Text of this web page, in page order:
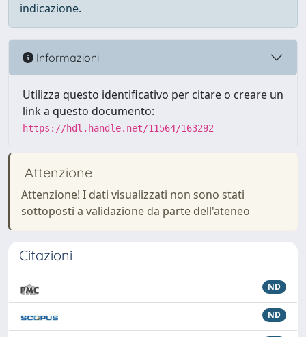
indicazione.
Informazioni
Utilizza questo identificativo per citare o creare un
link a questo documento:
https://hdl.handle.net/11564/163292
Attenzione
Attenzione! I dati visualizzati non sono stati
sottoposti a validazione da parte dell'ateneo
Citazioni
ND
ND